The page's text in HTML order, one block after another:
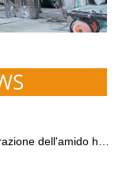
per lavorare l'amido di patate dolci?